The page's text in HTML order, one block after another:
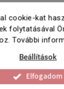
cookie-kat
folytatásával
További
Beállítások
Elfogadom